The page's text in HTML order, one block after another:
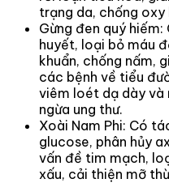
trạng da, chống
Gừng đen quý
huyết, loại bỏ máu
khuẩn, chống nấm,
các bệnh về tiểu
viêm loét dạ dày và
ngừa ung thư.
Xoài Nam Phi: Có
glucose, phân hủy
vấn đề tim mạch,
xấu, cải thiện mỡ